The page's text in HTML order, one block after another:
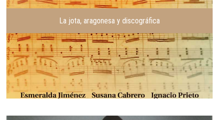
La jota, aragonesa y discográfica